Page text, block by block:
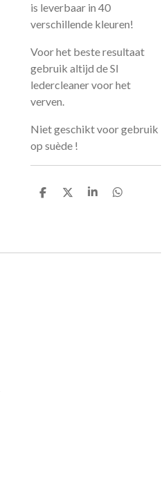
is leverbaar in 40
verschillende kleuren!
Voor het beste resultaat
gebruik altijd deSl
ledercleanervoor het
verven.
Niet geschikt voor gebruik
op suède !
D
D
S
D